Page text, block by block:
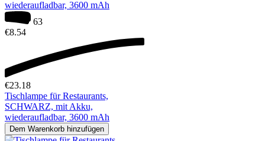
63
€8.54
€23.18
Tischlampe für Restaurants,
SCHWARZ, mit Akku,
wiederaufladbar, 3600 mAh
Dem Warenkorb hinzufügen